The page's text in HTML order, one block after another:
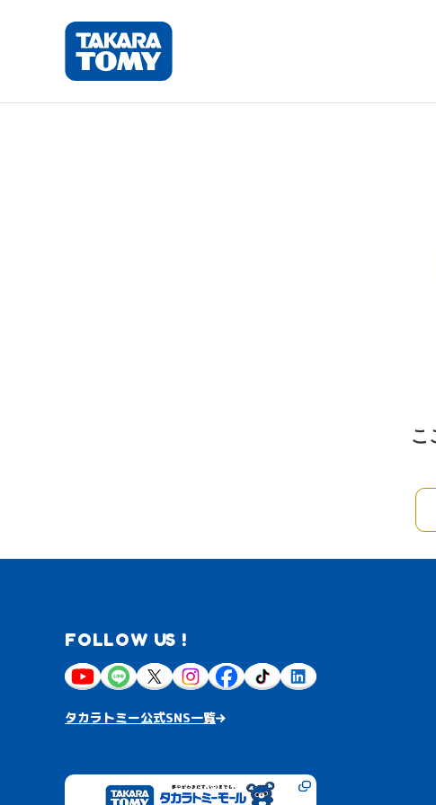
こ
FOLLOW US !
タカラトミー公式SNS一覧